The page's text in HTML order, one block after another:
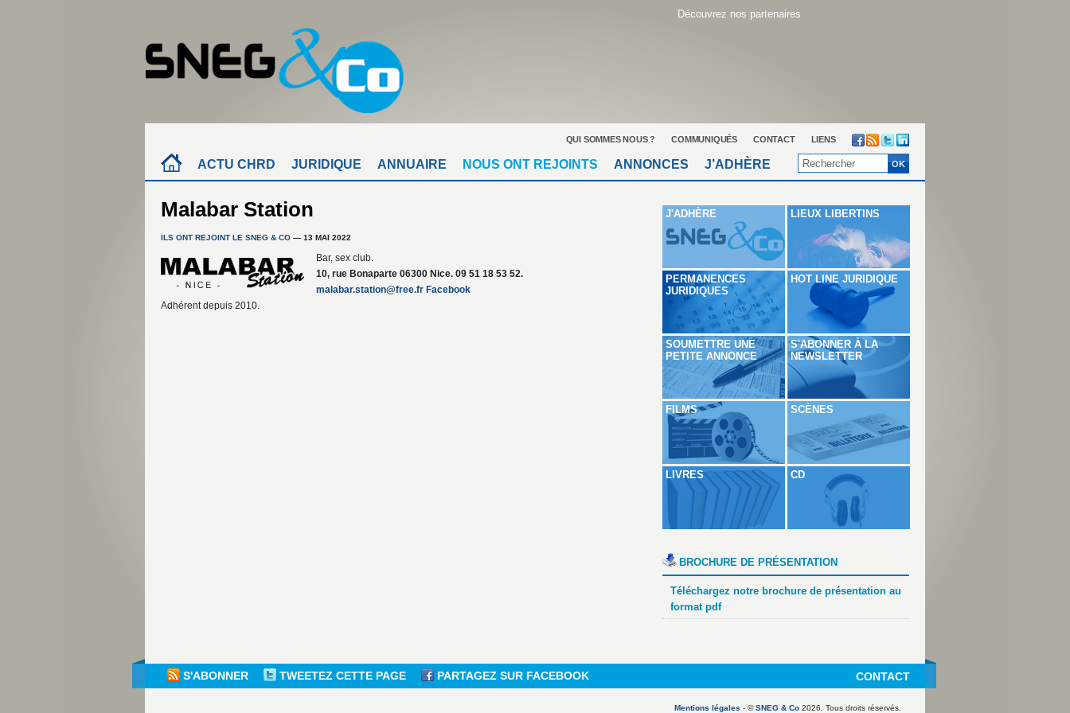
Découvrez nos partenaires
QUI SOMMES NOUS ? COMMUNIQUÉS CONTACT LIENS
ACTU CHRD JURIDIQUE ANNUAIRE NOUS ONT REJOINTS ANNONCES J’ADHÈRE
Malabar Station
ILS ONT REJOINT LE SNEG & CO — 13 MAI 2022
Bar, sex club.
10, rue Bonaparte 06300 Nice. 09 51 18 53 52.
malabar.station@free.fr Facebook
Adhérent depuis 2010.
J'ADHÈRE LIEUX LIBERTINS
PERMANENCES
JURIDIQUES
HOT LINE JURIDIQUE
SOUMETTRE UNE
PETITE ANNONCE
S'ABONNER À LA
NEWSLETTER
FILMS SCÈNES
LIVRES CD
BROCHURE DE PRÉSENTATION
Téléchargez notre brochure de présentation au
format pdf
S'ABONNER TWEETEZ CETTE PAGE PARTAGEZ SUR FACEBOOK CONTACT
Mentions légales - ©SNEG & Co 2026. Tous droits réservés.